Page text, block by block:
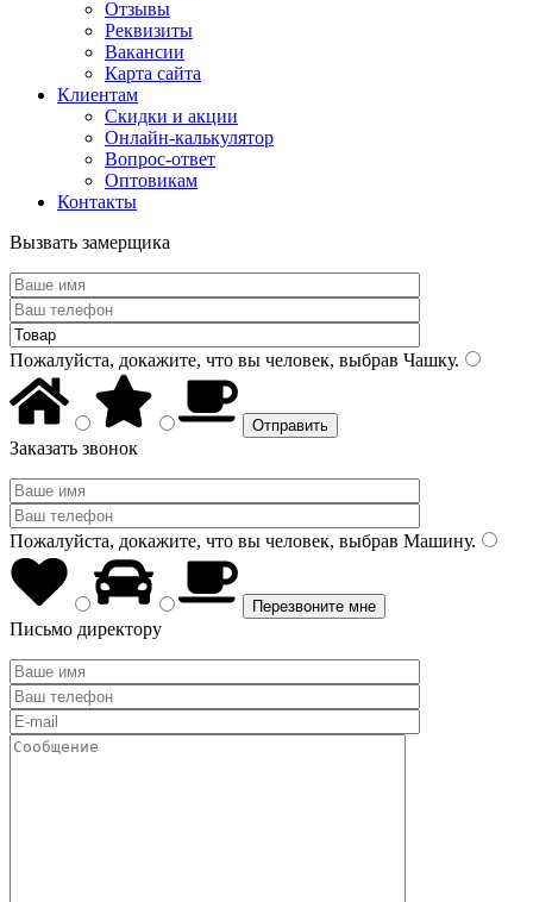
Отзывы
Реквизиты
Вакансии
Карта сайта
Клиентам
Скидки и акции
Онлайн-калькулятор
Вопрос-ответ
Оптовикам
Контакты
Вызвать замерщика
Пожалуйста, докажите, что вы человек, выбрав Чашку.
Заказать звонок
Пожалуйста, докажите, что вы человек, выбрав Машину.
Письмо директору